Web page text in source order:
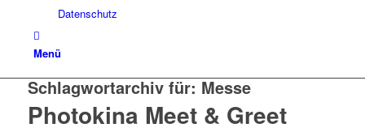
Datenschutz
Menü
Schlagwortarchiv für: Messe
Photokina Meet & Greet